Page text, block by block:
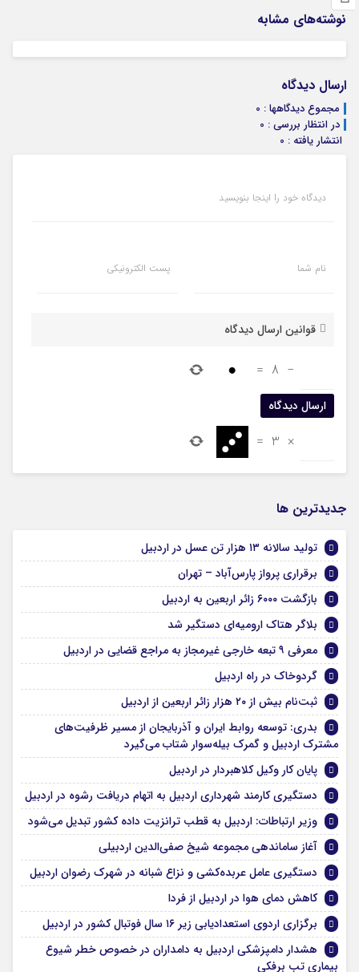
نوشته‌های مشابه
ارسال دیدگاه
مجموع دیدگاهها : 0
در انتظار بررسی : 0
انتشار یافته : 0
دیدگاه خود را اینجا بنویسید
نام شما پست الکترونیکی
قوانین ارسال دیدگاه
−
8
=
×
3
=
جديدترين ها
تولید سالانه ۱۳ هزار تن عسل در اردبیل
برقراری پرواز پارس‌آباد – تهران
بازگشت ۶۰۰۰ زائر اربعین به اردبیل
بلاگر هتاک ارومیه‌ای دستگیر شد
معرفی ۹ تبعه خارجی غیرمجاز به مراجع قضایی در اردبیل
گردوخاک در راه اردبیل
ثبت‌نام بیش از ۲۰ هزار زائر اربعین از اردبیل
بدری: توسعه روابط ایران و آذربایجان از مسیر ظرفیت‌های
مشترک اردبیل و گمرک بیله‌سوار شتاب می‌گیرد
پایان کار وکیل کلاهبردار در اردبیل
دستگیری کارمند شهرداری اردبیل به اتهام دریافت رشوه در اردبیل
وزیر ارتباطات: اردبیل به قطب ترانزیت داده کشور تبدیل می‌شود
آغاز ساماندهی مجموعه شیخ صفی‌الدین اردبیلی
دستگیری عامل عربده‌کشی و نزاع شبانه در شهرک رضوان اردبیل
کاهش دمای هوا در اردبیل از فردا
برگزاری اردوی استعدادیابی زیر ۱۶ سال فوتبال کشور در اردبیل
هشدار دامپزشکی اردبیل به دامداران در خصوص خطر شیوع
بیماری تب برفکی